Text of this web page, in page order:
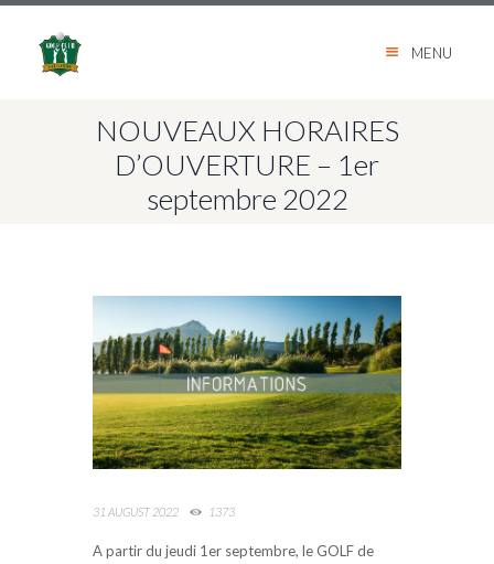
MENU
NOUVEAUX HORAIRES
D’OUVERTURE – 1er
septembre 2022
31 AUGUST 2022 1373
A partir du jeudi 1er septembre, le GOLF de